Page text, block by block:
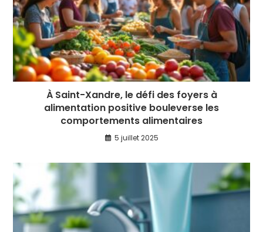
À Saint-Xandre, le défi des foyers à
alimentation positive bouleverse les
comportements alimentaires
5 juillet 2025